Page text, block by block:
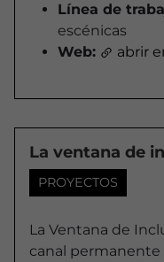
Línea de
escénicas
Web:
abrir
La ventana de
PROYECTOS
La Ventana de
canal